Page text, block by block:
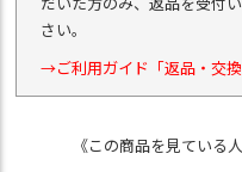
さい。
→ご利用ガイド「返品・交換
《この商品を見ている